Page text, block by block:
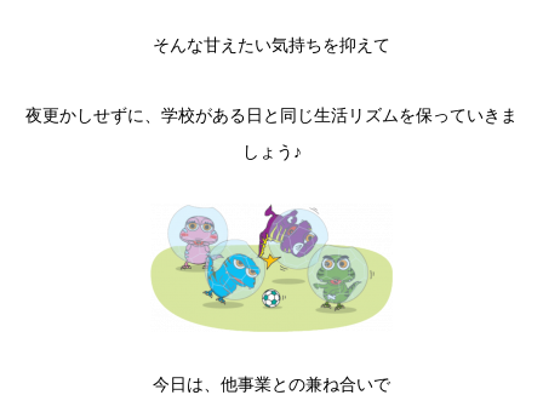
そんな甘えたい気持ちを抑えて
夜更かしせずに、学校がある日と同じ生活リズムを保っていきま
しょう♪
今日は、他事業との兼ね合いで